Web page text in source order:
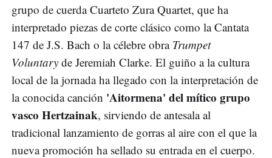
grupo de cuerda Cuarteto Zura Quartet, que ha
interpretado piezas de corte clásico como la Cantata
147 de J.S. Bach o la célebre obra Trumpet
Voluntary de Jeremiah Clarke. El guiño a la cultura
local de la jornada ha llegado con la interpretación de
la conocida canción 'Aitormena' del mítico grupo
vasco Hertzainak, sirviendo de antesala al
tradicional lanzamiento de gorras al aire con el que la
nueva promoción ha sellado su entrada en el cuerpo.